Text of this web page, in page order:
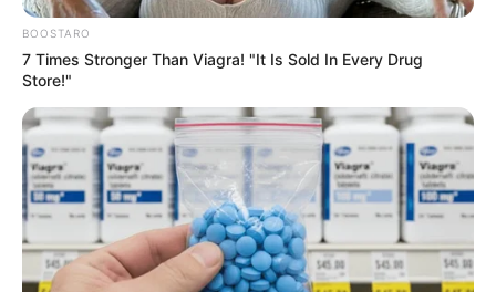
BOOSTARO
7 Times Stronger Than Viagra! "It Is Sold In Every Drug
Store!"